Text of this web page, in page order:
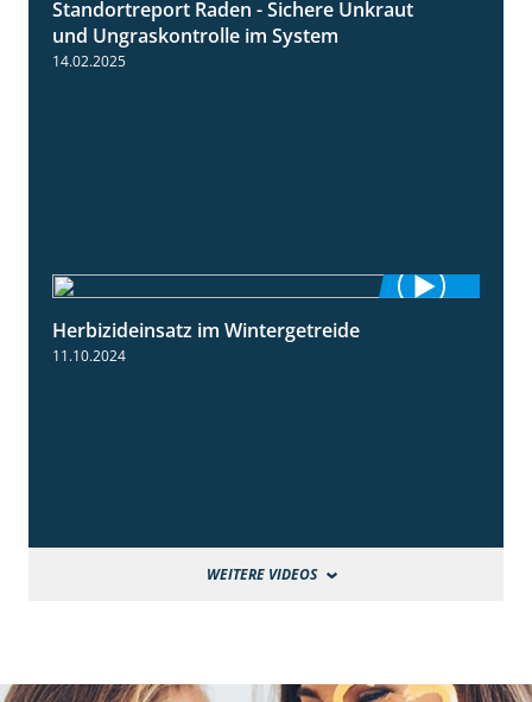
6:44
Standortreport Raden - Sichere Unkraut
und Ungraskontrolle im System
14.02.2025
Herbizideinsatz im Wintergetreide
11.10.2024
WEITERE VIDEOS